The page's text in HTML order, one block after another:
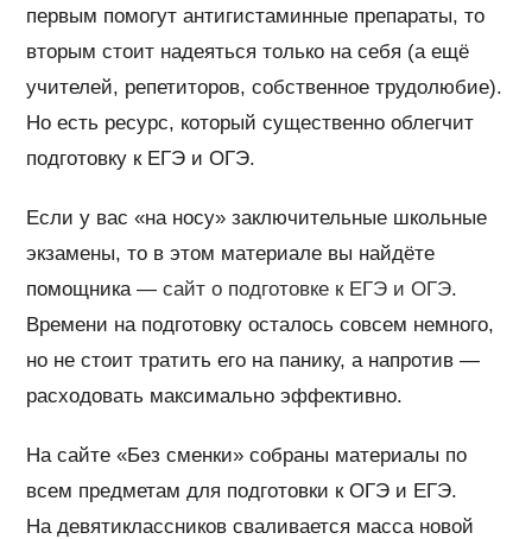
первым помогут антигистаминные препараты, то
вторым стоит надеяться только на себя (а ещё
учителей, репетиторов, собственное трудолюбие).
Но есть ресурс, который существенно облегчит
подготовку к ЕГЭ и ОГЭ.
Если у вас «на носу» заключительные школьные
экзамены, то в этом материале вы найдёте
помощника —сайт о подготовке к ЕГЭ и ОГЭ.
Времени на подготовку осталось совсем немного,
но не стоит тратить его на панику, а напротив —
расходовать максимально эффективно.
На сайте «Без сменки» собраны материалы по
всем предметам для подготовки к ОГЭ и ЕГЭ.
На девятиклассников сваливается масса новой